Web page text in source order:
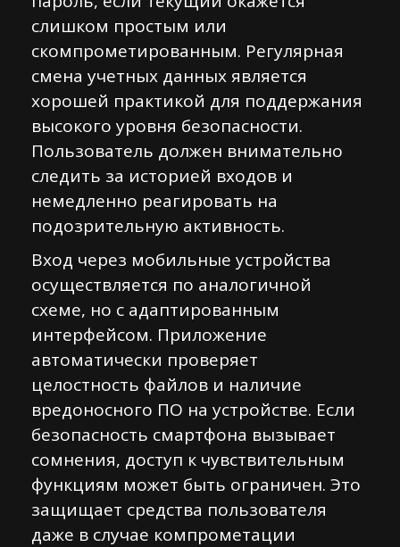
слишком простым или
скомпрометированным. Регулярная
смена учетных данных является
хорошей практикой для поддержания
высокого уровня безопасности.
Пользователь должен внимательно
следить за историей входов и
немедленно реагировать на
подозрительную активность.
Вход через мобильные устройства
осуществляется по аналогичной
схеме, но с адаптированным
интерфейсом. Приложение
автоматически проверяет
целостность файлов и наличие
вредоносного ПО на устройстве. Если
безопасность смартфона вызывает
сомнения, доступ к чувствительным
функциям может быть ограничен. Это
защищает средства пользователя
даже в случае компрометации